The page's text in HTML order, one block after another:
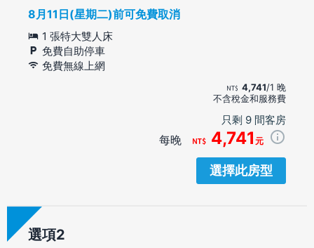
8月11日(星期二)前可免費取消
1 張特大雙人床
免費自助停車
免費無線上網
4,741/1 晚
不含稅金和服務費
只剩 9 間客房
每晚 4,741 元
選擇此房型
選項